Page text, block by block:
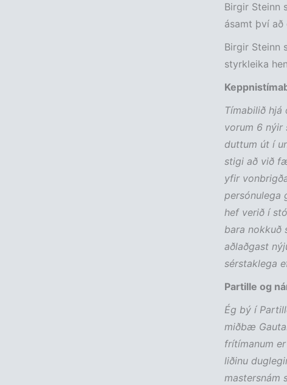
Birgir Steinn
ásamt því að
Birgir Steinn
styrkleika
Tímabilið
vorum 6 nýir
duttum út í
stigi að við
yfir
persónulega
hef verið í
bara nokkuð
aðlaðgast
sérstaklega
Partille og
Ég bý í
miðbæ
frítímanum
liðinu
mastersnám